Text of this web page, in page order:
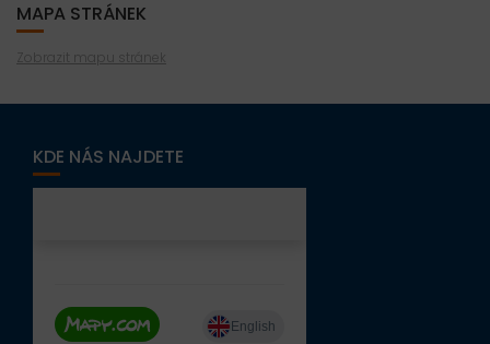
MAPA STRÁNEK
Zobrazit mapu stránek
KDE NÁS NAJDETE